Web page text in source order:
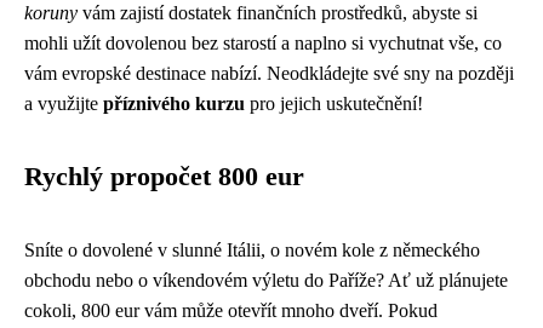
koruny vám zajistí dostatek finančních prostředků, abyste si
mohli užít dovolenou bez starostí a naplno si vychutnat vše, co
vám evropské destinace nabízí. Neodkládejte své sny na později
a využijte příznivého kurzu pro jejich uskutečnění!
Rychlý propočet 800 eur
Sníte o dovolené v slunné Itálii, o novém kole z německého
obchodu nebo o víkendovém výletu do Paříže? Ať už plánujete
cokoli, 800 eur vám může otevřít mnoho dveří. Pokud